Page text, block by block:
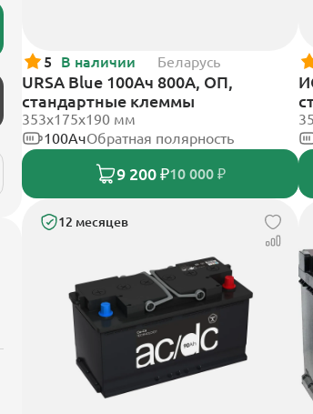
5 В наличии Беларусь
URSA Blue 100Ач 800А, ОП,
стандартные клеммы
353х175х190 мм
100АчОбратная полярность
9 200 ₽10 000 ₽
12 месяцев